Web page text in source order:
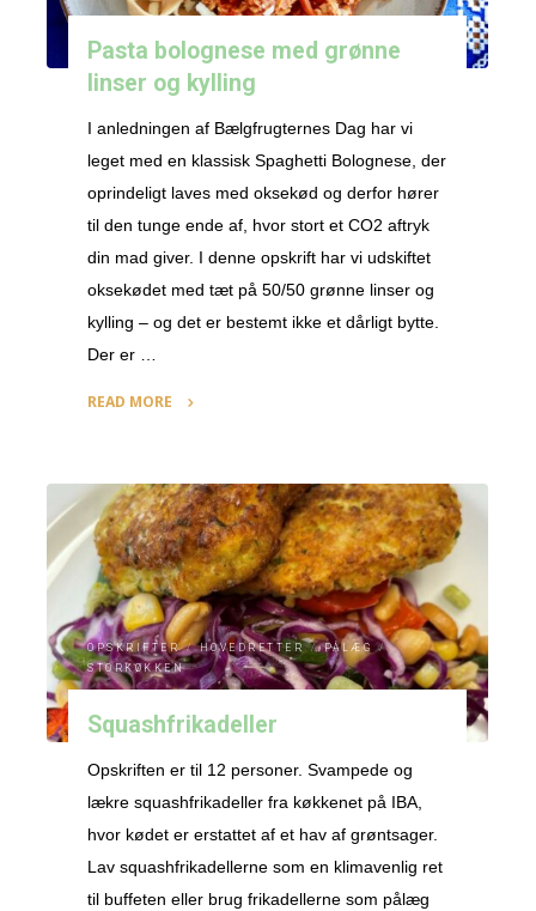
Pasta bolognese med grønne
linser og kylling
I anledningen af Bælgfrugternes Dag har vi
leget med en klassisk Spaghetti Bolognese, der
oprindeligt laves med oksekød og derfor hører
til den tunge ende af, hvor stort et CO2 aftryk
din mad giver. I denne opskrift har vi udskiftet
oksekødet med tæt på 50/50 grønne linser og
kylling – og det er bestemt ikke et dårligt bytte.
Der er …
READ MORE
med
grønne
linser
og
kylling"
OPSKRIFTER / HOVEDRETTER / PÅLÆG
/
STORKØKKEN
Squashfrikadeller
Opskriften er til 12 personer. Svampede og
lækre squashfrikadeller fra køkkenet på IBA,
hvor kødet er erstattet af et hav af grøntsager.
Lav squashfrikadellerne som en klimavenlig ret
til buffeten eller brug frikadellerne som pålæg